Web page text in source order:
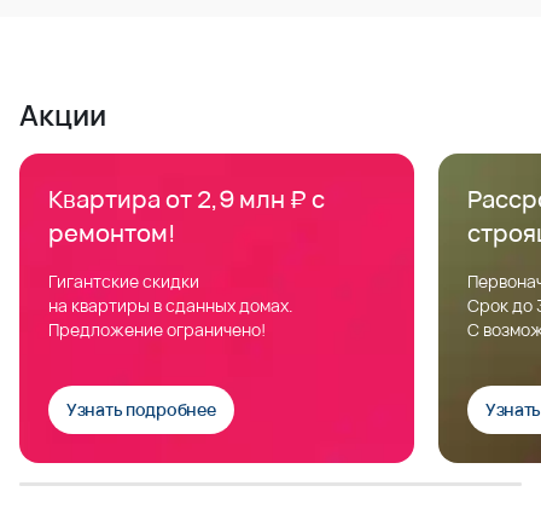
Акции
Квартира от 2,9 млн ₽ с
ремонтом!
Гигантские скидки
на квартиры в сданных домах.
Предложение ограничено!
Узнать подробнее
Срок до
С